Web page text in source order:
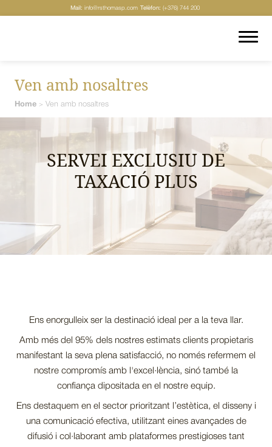
Mail: info@rsthomasp.com Telèfon: (+376) 744 200
Ven amb nosaltres
Home > Ven amb nosaltres
SERVEI EXCLUSIU DE
TAXACIÓ PLUS
Ens enorgulleix ser la destinació ideal per a la teva llar.
Amb més del 95% dels nostres estimats clients propietaris
manifestant la seva plena satisfacció, no només refermem el
nostre compromís amb l'excel·lència, sinó també la
confiança dipositada en el nostre equip.
Ens destaquem en el sector prioritzant l’estètica, el disseny i
una comunicació efectiva, utilitzant eines avançades de
difusió i col·laborant amb plataformes prestigioses tant